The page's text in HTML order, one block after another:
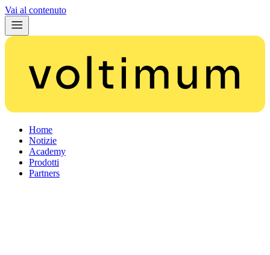
Vai al contenuto
Home
Notizie
Academy
Prodotti
Partners